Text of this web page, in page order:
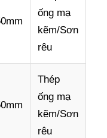
ống mạ
kẽm/Sơn
rêu
Thép
ống mạ
kẽm/Sơn
rêu